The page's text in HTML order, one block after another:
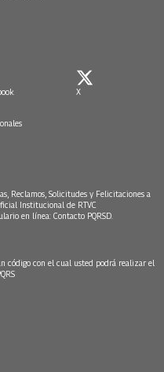
X
Reclamos, Solicitudes y Felicitaciones a
Institucional de RTVC
en línea: Contacto PQRSD.
código con el cual usted podrá realizar el